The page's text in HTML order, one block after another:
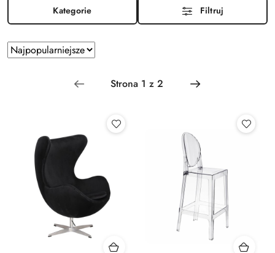
Kategorie Filtruj
Zastosowano
sortowanie:
Najpopularniejsze.
Sortuj
według